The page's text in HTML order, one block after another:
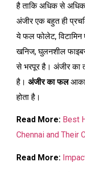
है ताकि अधिक से
अंजीर एक बहुत ही
ये फल फोलेट, विटामिन
खनिज, घुलनशील
से भरपूर है। अंजीर का
है। अंजीर का फल
होता है।
Read More: Best
Chennai and Their
Read More: